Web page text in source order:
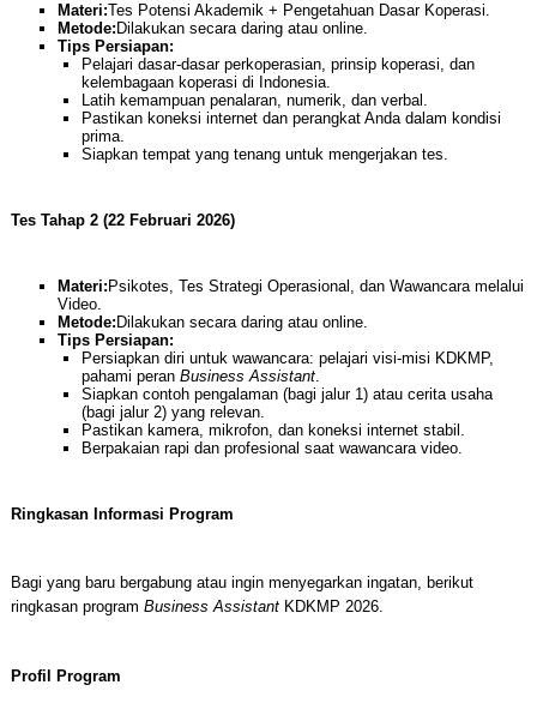
Materi:Tes Potensi Akademik + Pengetahuan Dasar Koperasi.
Metode: Dilakukan secara daring atau online.
Tips Persiapan:
Pelajari dasar-dasar perkoperasian, prinsip koperasi, dan
kelembagaan koperasi di Indonesia.
Latih kemampuan penalaran, numerik, dan verbal.
Pastikan koneksi internet dan perangkat Anda dalam kondisi
prima.
Siapkan tempat yang tenang untuk mengerjakan tes.
Tes Tahap 2 (22 Februari 2026)
Materi: Psikotes, Tes Strategi Operasional, dan Wawancara melalui
Video.
Metode: Dilakukan secara daring atau online.
Tips Persiapan:
Persiapkan diri untuk wawancara: pelajari visi-misi KDKMP,
pahami peran Business Assistant.
Siapkan contoh pengalaman (bagi jalur 1) atau cerita usaha
(bagi jalur 2) yang relevan.
Pastikan kamera, mikrofon, dan koneksi internet stabil.
Berpakaian rapi dan profesional saat wawancara video.
Ringkasan Informasi Program
Bagi yang baru bergabung atau ingin menyegarkan ingatan, berikut
ringkasan program Business AssistantKDKMP 2026.
Profil Program